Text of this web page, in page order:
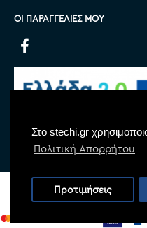
Στο stechi.gr
Πολιτική Απορρήτου
Προτιμήσεις
ΟΙ ΠΑΡΑΓΓΕΛΊΕΣ ΜΟΥ
Copyright © 2022
Powered by